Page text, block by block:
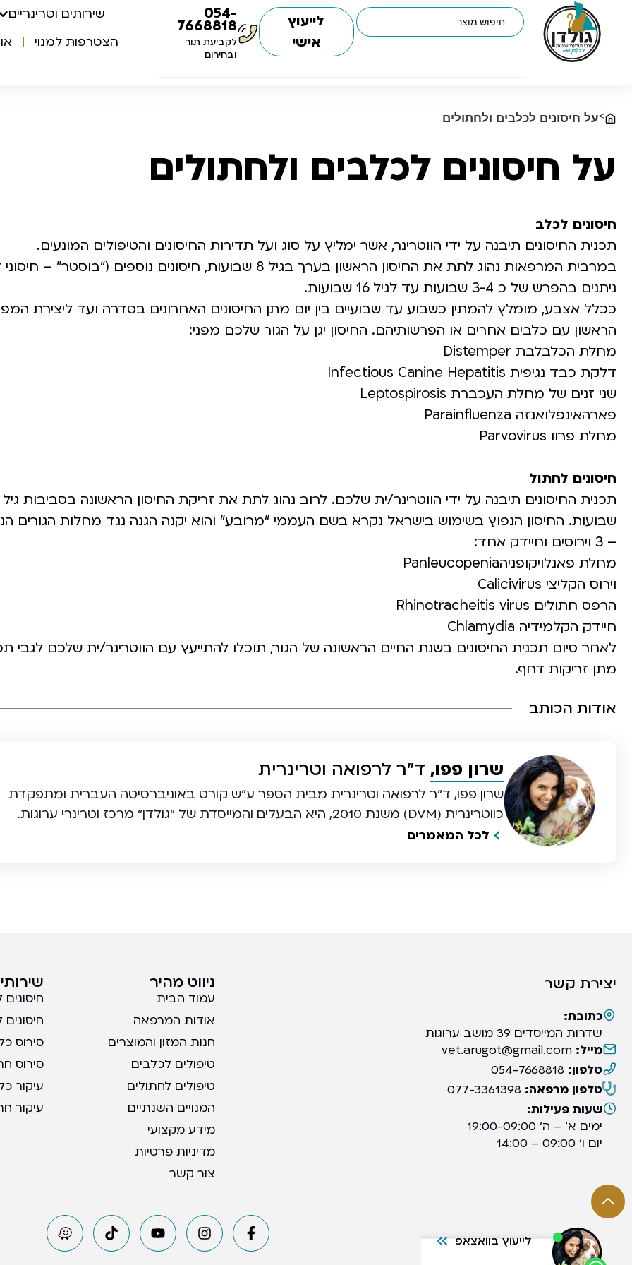
054-
7668818
לקביעת תור
ובחירום
לייעוץ
אישי
שירותים וטרינריים
הצטרפות למנוי
>על חיסונים לכלבים ולחתולים
על חיסונים לכלבים ולחתולים
חיסונים לכלב
תכנית החיסונים תיבנה על ידי הווטרינר, אשר ימליץ על סוג ועל תדירות החיסונים והטיפולים המונעים.
במרבית המרפאות נהוג לתת את החיסון הראשון בערך בגיל 8 שבועות, חיסונים נוספים (“בוסטר” –
ניתנים בהפרש של כ 3-4 שבועות עד לגיל 16 שבועות.
ככלל אצבע, מומלץ להמתין כשבוע עד שבועיים בין יום מתן החיסונים האחרונים בסדרה ועד ליצירת
הראשון עם כלבים אחרים או הפרשותיהם. החיסון יגן על הגור שלכם מפני:
מחלת הכלבלבת Distemper
דלקת כבד נגיפית Infectious Canine Hepatitis
שני זנים של מחלת העכברת Leptospirosis
פארהאינפלואנזה Parainfluenza
מחלת פרוו Parvovirus
חיסונים לחתול
שבועות. החיסון הנפוץ בשימוש בישראל נקרא בשם העממי “מרובע” והוא יקנה הגנה נגד מחלות הגורים
– 3 וירוסים וחיידק אחד:
מחלת פאנלויקופניהPanleucopenia
וירוס הקליצי Calicivirus
הרפס חתולים Rhinotracheitis virus
חיידק הקלמידיה Chlamydia
לאחר סיום תכנית החיסונים בשנת החיים הראשונה של הגור, תוכלו להתייעץ עם הווטרינר/ית שלכם לגבי
מתן זריקות דחף.
אודות הכותב
שרון פפו, ד”ר לרפואה וטרינרית
שרון פפו, ד”ר לרפואה וטרינרית מבית הספר ע”ש קורט באוניברסיטה העברית ומתפקדת
כווטרינרית (DVM) משנת 2010, היא הבעלים והמייסדת של “גולדן” מרכז וטרינרי ערוגות.
לכל המאמרים
לייעוץ בוואצאפ
יצירת קשר
כתובת:
שדרות המייסדים 39 מושב ערוגות
מייל: vet.arugot@gmail.com
טלפון: 054-7668818
טלפון מרפאה: 077-3361398
שעות פעילות:
ימים א’ – ה’ 19:00-09:00
יום ו’ 09:00 – 14:00
סירוס
סירוס
עיקור
עיקור
ניווט מהיר
עמוד הבית
אודות המרפאה
חנות המזון והמוצרים
טיפולים לכלבים
טיפולים לחתולים
המנויים השנתיים
מידע מקצועי
מדיניות פרטיות
צור קשר